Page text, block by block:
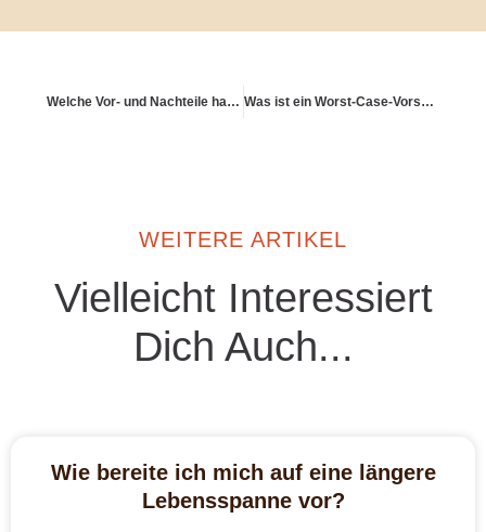
Welche Vor- und Nachteile haben ETFs zur Altersvorsorge? Was ist ein Worst-Case-Vorsorgeplan?
WEITERE ARTIKEL
Vielleicht Interessiert
Dich Auch...
Wie bereite ich mich auf eine längere
Lebensspanne vor?